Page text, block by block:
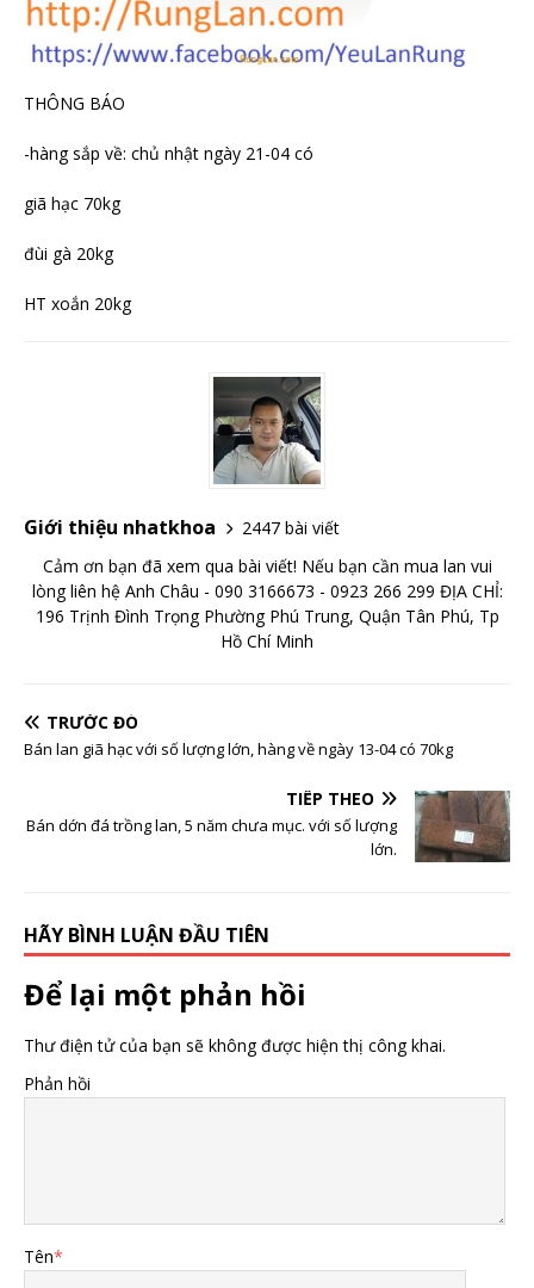
THÔNG BÁO
-hàng sắp về: chủ nhật ngày 21-04 có
giã hạc 70kg
đùi gà 20kg
HT xoắn 20kg
Giới thiệu nhatkhoa
2447 bài viết
Cảm ơn bạn đã xem qua bài viết! Nếu bạn cần mua lan vui
lòng liên hệ Anh Châu - 090 3166673 - 0923 266 299 ĐỊA CHỈ:
196 Trịnh Đình Trọng Phường Phú Trung, Quận Tân Phú, Tp
Hồ Chí Minh
TRƯỚC ĐÓ
Bán lan giã hạc với số lượng lớn, hàng về ngày 13-04 có 70kg
TIẾP THEO
Bán dớn đá trồng lan, 5 năm chưa mục. với số lượng
lớn.
HÃY BÌNH LUẬN ĐẦU TIÊN
Để lại một phản hồi
Thư điện tử của bạn sẽ không được hiện thị công khai.
Phản hồi
Tên*